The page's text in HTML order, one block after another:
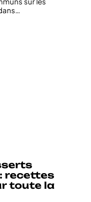
recettes
toute la